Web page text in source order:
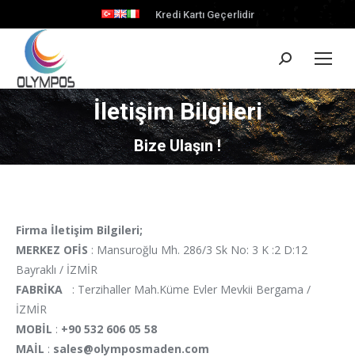
Kredi Kartı Geçerlidir
Search:
İletişim Bilgileri
Bize Ulaşın !
You are here:
Firma İletişim Bilgileri;
MERKEZ OFİS : Mansuroğlu Mh. 286/3 Sk No: 3 K :2 D:12
Bayraklı / İZMİR
FABRİKA
: Terzihaller Mah.Küme Evler Mevkii Bergama /
İZMİR
MOBİL : +90 532 606 05 58
MAİL : sales@olymposmaden.com